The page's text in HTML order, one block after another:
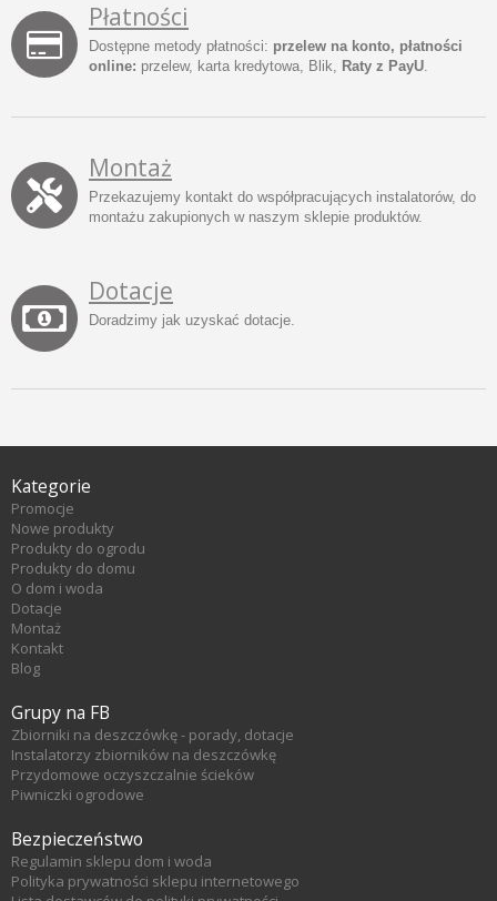
Płatności
Dostępne metody płatności: przelew na konto, płatności
online: przelew, karta kredytowa, Blik, Raty z PayU.
Montaż
Przekazujemy kontakt do współpracujących instalatorów, do
montażu zakupionych w naszym sklepie produktów.
Dotacje
Doradzimy jak uzyskać dotacje.
Kategorie
Promocje
Nowe produkty
Produkty do ogrodu
Produkty do domu
O dom i woda
Dotacje
Montaż
Kontakt
Blog
Grupy na FB
Zbiorniki na deszczówkę - porady, dotacje
Instalatorzy zbiorników na deszczówkę
Przydomowe oczyszczalnie ścieków
Piwniczki ogrodowe
Bezpieczeństwo
Regulamin sklepu dom i woda
Polityka prywatności sklepu internetowego